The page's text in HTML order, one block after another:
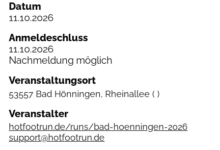
Datum
11.10.2026
Anmeldeschluss
11.10.2026
Nachmeldung möglich
Veranstaltungsort
53557 Bad Hönningen, Rheinallee ( )
Veranstalter
hotfootrun.de/runs/bad-hoenningen-2026
support@hotfootrun.de